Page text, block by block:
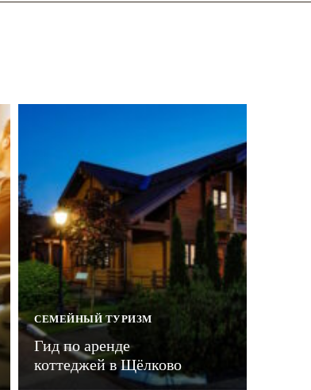
СЕМЕЙНЫЙ ТУРИЗМ
Гид по аренде
коттеджей в Щёлково